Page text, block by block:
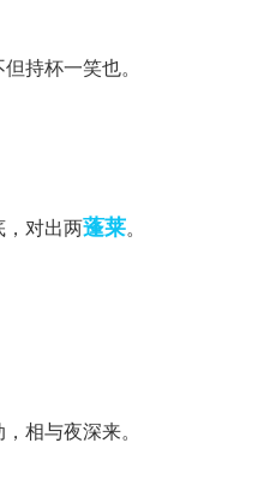
持杯一笑也。
，对出两蓬莱。
相与夜深来。